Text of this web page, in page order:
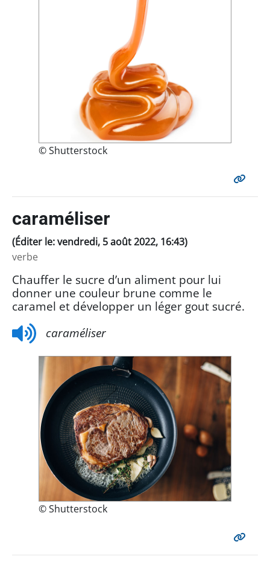
© Shutterstock
caraméliser
(Éditer le: vendredi, 5 août 2022, 16:43)
verbe
Chauffer le sucre d’un aliment pour lui
donner une couleur brune comme le
caramel et développer un léger gout sucré.
caraméliser
© Shutterstock